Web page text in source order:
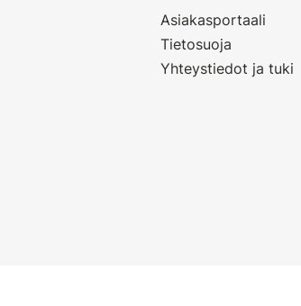
Asiakasportaali
Tietosuoja
Yhteystiedot ja tuki